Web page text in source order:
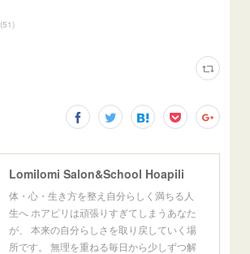
(51)
Lomilomi Salon&School Hoapili
体・心・生き方を整え自分らしく満ちる人
生へ ホアピリは頑張りすぎてしまうあなた
が、 本来の自分らしさを取り戻していく場
所です。 無理を重ねる毎日から少しずつ解